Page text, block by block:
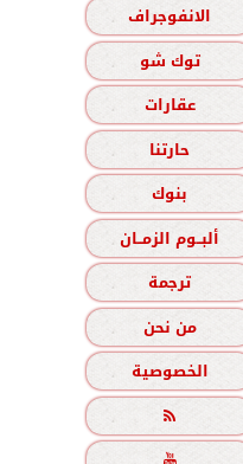
الانفوجراف
توك شو
عقارات
حارتنا
بنوك
ألبــوم الزمــان
ترجمة
من نحن
الخصوصية
